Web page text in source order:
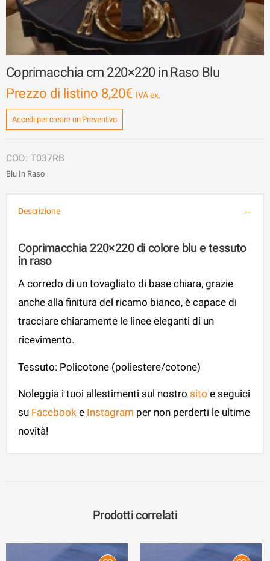
Coprimacchia cm 220×220 in Raso Blu
Prezzo di listino 8,20€
Accedi per creare un Preventivo
T037RB
Blu In Raso
Descrizione
Coprimacchia 220×220 di colore blu e tessuto
in raso
A corredo di un tovagliato di base chiara, grazie
anche alla finitura del ricamo bianco, è capace di
tracciare chiaramente le linee eleganti di un
ricevimento.
Tessuto: Policotone (poliestere/cotone)
Noleggia i tuoi allestimenti sul nostro sito e seguici
su Facebook e Instagram per non perderti le ultime
novità!
Prodotti correlati